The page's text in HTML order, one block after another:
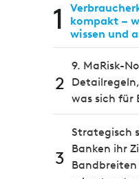
1
kompakt –
wissen und
2
9. MaRisk-
was sich für
3
Strategisch
Banken ihr